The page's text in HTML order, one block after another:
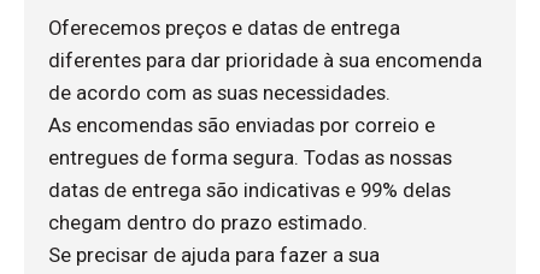
Oferecemos preços e datas de entrega
diferentes para dar prioridade à sua encomenda
de acordo com as suas necessidades.
As encomendas são enviadas por correio e
entregues de forma segura. Todas as nossas
datas de entrega são indicativas e 99% delas
chegam dentro do prazo estimado.
Se precisar de ajuda para fazer a sua